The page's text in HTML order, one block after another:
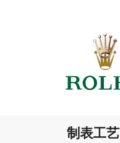
制表工艺